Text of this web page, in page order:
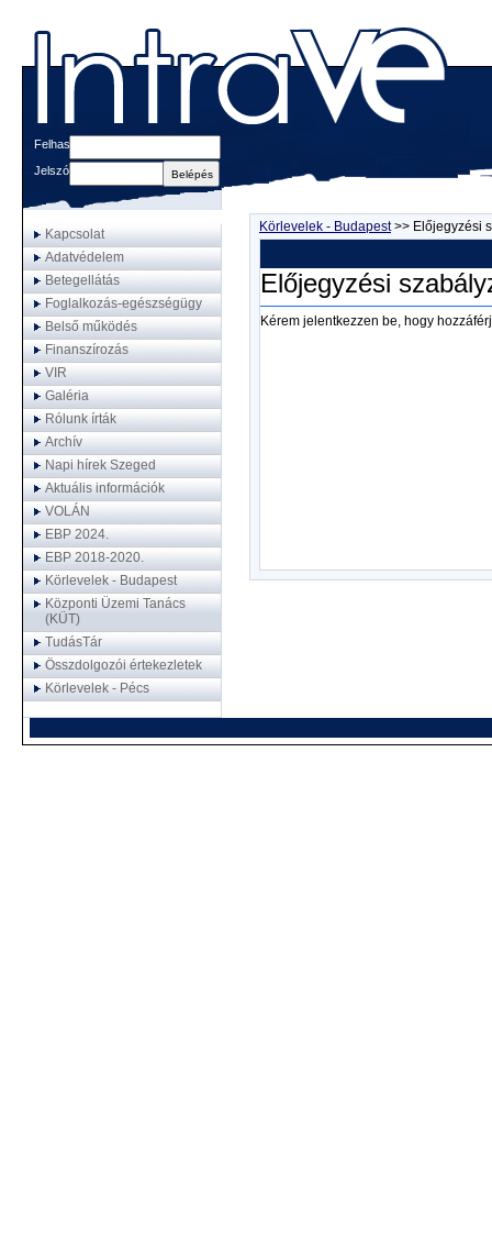
Felhasználónév
Jelszó
Kapcsolat
Adatvédelem
Betegellátás
Foglalkozás-egészségügy
Belső működés
Finanszírozás
VIR
Galéria
Rólunk írták
Archív
Napi hírek Szeged
Aktuális információk
VOLÁN
EBP 2024.
EBP 2018-2020.
Körlevelek - Budapest
Központi Üzemi Tanács
(KÜT)
TudásTár
Összdolgozói értekezletek
Körlevelek - Pécs
Körlevelek - Budapest>> Előjegyzési
Előjegyzési
Kérem jelentkezzen be, hogy